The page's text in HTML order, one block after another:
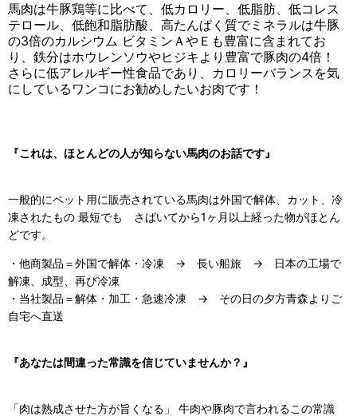
馬肉は牛豚鶏等に比べて、低カロリー、低脂肪、低コレス
テロール、低飽和脂肪酸、高たんぱく質でミネラルは牛豚
の3倍のカルシウム ビタミンＡやＥも豊富に含まれてお
り、鉄分はホウレンソウやヒジキより豊富で豚肉の4倍！
さらに低アレルギー性食品であり、カロリーバランスを気
にしているワンコにお勧めしたいお肉です！
『これは、ほとんどの人が知らない馬肉のお話です』
一般的にペット用に販売されている馬肉は外国で解体、カット、冷
凍されたもの 最短でも さばいてから1ヶ月以上経った物がほとん
どです。
・他商製品＝外国で解体・冷凍 → 長い船旅 → 日本の工場で
解凍、成型、再び冷凍
・当社製品＝解体・加工・急速冷凍 → その日の夕方青森よりご
自宅へ直送
『あなたは間違った常識を信じていませんか？』
「肉は熟成させた方が旨くなる」 牛肉や豚肉で言われるこの常識